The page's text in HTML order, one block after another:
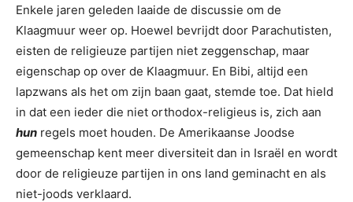
Enkele jaren geleden laaide de discussie om de
Klaagmuur weer op. Hoewel bevrijdt door Parachutisten,
eisten de religieuze partijen niet zeggenschap, maar
eigenschap op over de Klaagmuur. En Bibi, altijd een
lapzwans als het om zijn baan gaat, stemde toe. Dat hield
in dat een ieder die niet orthodox-religieus is, zich aan
hun regels moet houden. De Amerikaanse Joodse
gemeenschap kent meer diversiteit dan in Israël en wordt
door de religieuze partijen in ons land geminacht en als
niet-joods verklaard.